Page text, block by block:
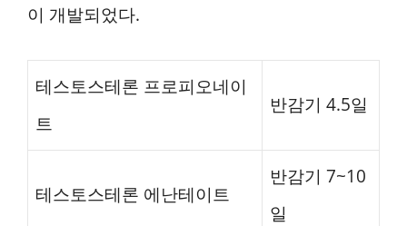
이 개발되었다.
테스토스테론 프로피오네이
트
반감기 4.5일
테스토스테론 에난테이트
반감기 7~10
일